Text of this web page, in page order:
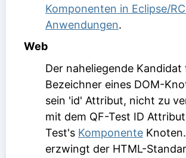
Komponenten in Eclipse/
Anwendungen.
Web
Der naheliegende Kandidat
Bezeichner eines DOM-
sein 'id' Attribut, nicht zu
mit dem QF-Test ID
Test's Komponente
erzwingt der HTML-